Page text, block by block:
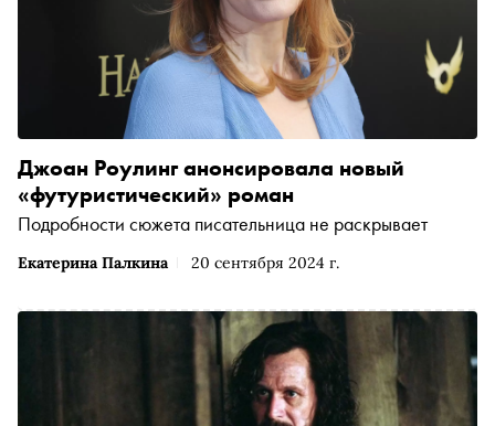
Екатерина Палкина 20 сентября 2024 г.
Джоан Роулинг анонсировала новый
«футуристический» роман
Подробности сюжета писательница не раскрывает